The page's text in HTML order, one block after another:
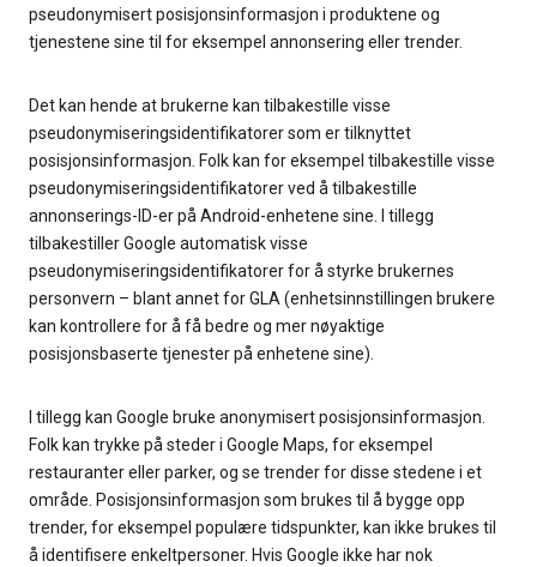
pseudonymisert posisjonsinformasjon i produktene og
tjenestene sine til for eksempel annonsering eller trender.
Det kan hende at brukerne kan tilbakestille visse
pseudonymiseringsidentifikatorer som er tilknyttet
posisjonsinformasjon. Folk kan for eksempel tilbakestille visse
pseudonymiseringsidentifikatorer ved å tilbakestille
annonserings-ID-er på Android-enhetene sine. I tillegg
tilbakestiller Google automatisk visse
pseudonymiseringsidentifikatorer for å styrke brukernes
personvern – blant annet for GLA (enhetsinnstillingen brukere
kan kontrollere for å få bedre og mer nøyaktige
posisjonsbaserte tjenester på enhetene sine).
I tillegg kan Google bruke anonymisert posisjonsinformasjon.
Folk kan trykke på steder i Google Maps, for eksempel
restauranter eller parker, og se trender for disse stedene i et
område. Posisjonsinformasjon som brukes til å bygge opp
trender, for eksempel populære tidspunkter, kan ikke brukes til
å identifisere enkeltpersoner. Hvis Google ikke har nok